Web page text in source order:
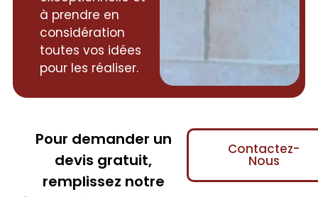
à prendre en
considération
toutes vos idées
pour les réaliser.
Contactez-
Nous
Pour demander un
devis gratuit,
remplissez notre